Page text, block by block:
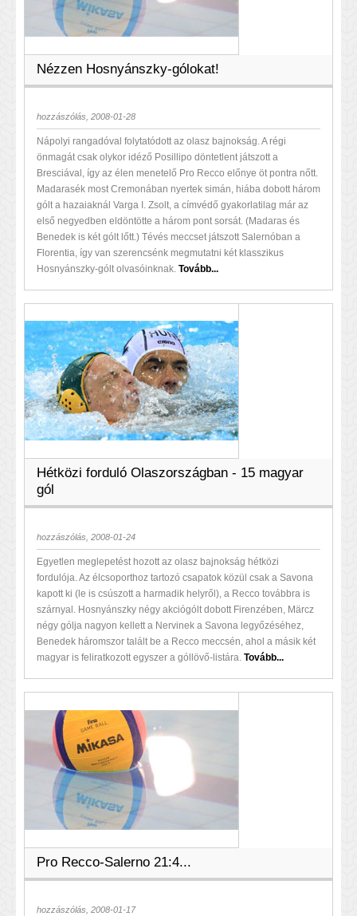
Nézzen Hosnyánszky-gólokat!
hozzászólás, 2008-01-28
Nápolyi rangadóval folytatódott az olasz bajnokság. A régi
önmagát csak olykor idéző Posillipo döntetlent játszott a
Bresciával, így az élen menetelő Pro Recco előnye öt pontra nőtt.
Madarasék most Cremonában nyertek simán, hiába dobott három
gólt a hazaiaknál Varga I. Zsolt, a címvédő gyakorlatilag már az
első negyedben eldöntötte a három pont sorsát. (Madaras és
Benedek is két gólt lőtt.) Tévés meccset játszott Salernóban a
Florentia, így van szerencsénk megmutatni két klasszikus
Hosnyánszky-gólt olvasóinknak. Tovább...
Hétközi forduló Olaszországban - 15 magyar
gól
hozzászólás, 2008-01-24
Egyetlen meglepetést hozott az olasz bajnokság hétközi
fordulója. Az élcsoporthoz tartozó csapatok közül csak a Savona
kapott ki (le is csúszott a harmadik helyről), a Recco továbbra is
szárnyal. Hosnyánszky négy akciógólt dobott Firenzében, Märcz
négy gólja nagyon kellett a Nervinek a Savona legyőzéséhez,
Benedek háromszor talált be a Recco meccsén, ahol a másik két
magyar is feliratkozott egyszer a góllövő-listára. Tovább...
Pro Recco-Salerno 21:4...
hozzászólás, 2008-01-17